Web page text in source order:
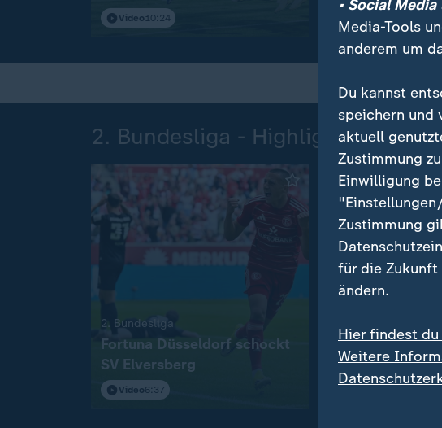
Video 10:24
2. Bundesliga - Highlights
2. Bundesliga
Fortuna Düsseldorf schockt
SV Elversberg
Video6:37
"Club" gewinnt
S04
• Social
Media-Tools
anderem um
Du kannst
speichern und
aktuell
Zustimmung
Einwilligung
Zustimmung
für die Zukunft
ändern.
Hier findest
Weitere